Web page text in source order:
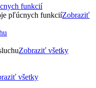
funkcií
pľúcnych funkciíZobraziť
Zobraziť všetky
všetky